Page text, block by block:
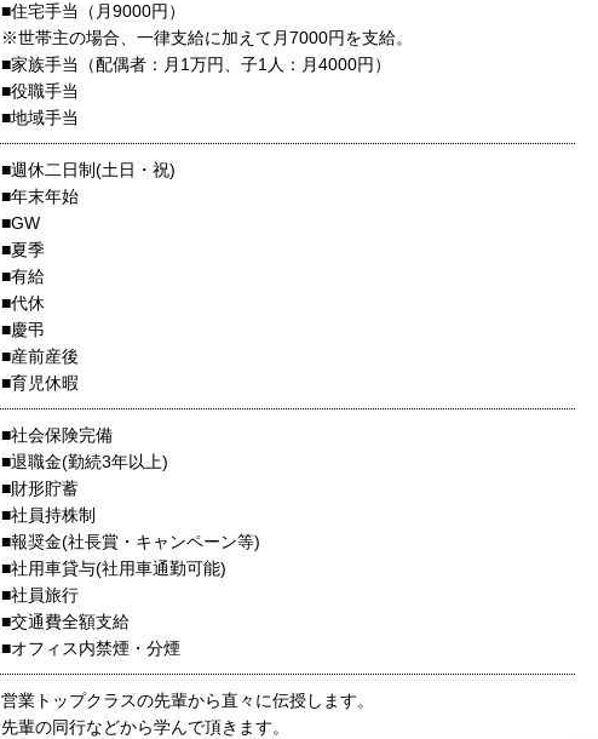
■住宅手当（月9000円）
※世帯主の場合、一律支給に加えて月7000円を支給。
■家族手当（配偶者：月1万円、子1人：月4000円）
■役職手当
■地域手当
■週休二日制(土日・祝)
■年末年始
■GW
■夏季
■有給
■代休
■慶弔
■産前産後
■育児休暇
■社会保険完備
■退職金(勤続3年以上)
■財形貯蓄
■社員持株制
■報奨金(社長賞・キャンペーン等)
■社用車貸与(社用車通勤可能)
■社員旅行
■交通費全額支給
■オフィス内禁煙・分煙
営業トップクラスの先輩から直々に伝授します。
先輩の同行などから学んで頂きます。